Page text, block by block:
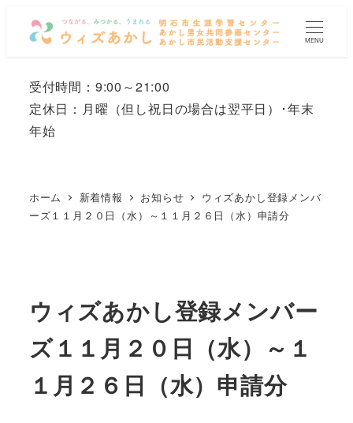
MENU
受付時間：9:00～21:00
定休日：月曜 （但し祝日の場合は翌平日）
･年末
年始
ホーム 新着情報 お知らせ
ウィズあかし登録メンバ
ーズ１１月２０日（水）～１１月２６日（水）申請分
ウィズあかし登録メンバー
ズ１１月２０日（水）～１
１月２６日（水）申請分